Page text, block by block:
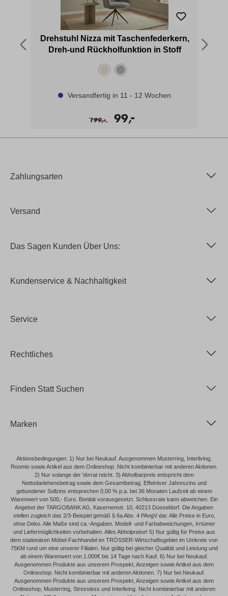
Drehstuhl Nizza mit Taschenfederkern,
Dreh-und Rückholfunktion in Stoff
Versandfertig in 11 - 12 Wochen
199,
- 99,
-
Zahlungsarten
Versand
Das Sagen Kunden Über Uns:
Kundenservice & Nachhaltigkeit
Service
Rechtliches
Finden Statt Suchen
Marken
Aktionsbedingungen: 1) Nur bei Neukauf. Ausgenommen Musterring, Interliving,
Roomio sowie Artikel aus dem Onlineshop. Nicht kombinierbar mit anderen Aktionen.
2) Nur solange der Vorrat reicht. 3) Abholbarpreis entspricht dem
Nettodarlehensbetrag sowie dem Gesamtbetrag. Effektiver Jahreszins und
gebundener Sollzins entsprechen 0,00 % p.a. bei 36 Monaten Laufzeit ab einem
Warenwert von 500,- Euro. Bonität vorausgesetzt. Schlussrate kann abweichen. Ein
Angebot der TARGOBANK AG, Kasernenstr. 10, 40213 Düsseldorf. Die Angaben
stellen zugleich das 2/3-Beispiel gemäß § 6a Abs. 4 PAngV dar. Alle Preise in Euro,
ohne Deko. Alle Maße sind ca.-Angaben. Modell- und Farbabweichungen, Irrtümer
und Liefermöglichkeiten vorbehalten. Alles Abholpreise! 5) Nur gültig für Preise aus
dem stationären Möbel-Fachhandel im TRÖSSER-Wirtschaftsgebiet im Umkreis von
75KM rund um eine unserer Filialen. Nur gültig bei gleicher Qualität und Leistung und
ab einem Warenwert von 1.000€ bis 14 Tage nach Kauf. 6) Nur bei Neukauf.
Ausgenommen Produkte aus unserem Prospekt, Anzeigen sowie Artikel aus dem
Onlineshop. Nicht kombinierbar mit anderen Aktionen. 7) Nur bei Neukauf.
Ausgenommen Produkte aus unserem Prospekt, Anzeigen sowie Artikel aus dem
Onlineshop, Musterring, Stressless und Interliving. Nicht kombinierbar mit anderen